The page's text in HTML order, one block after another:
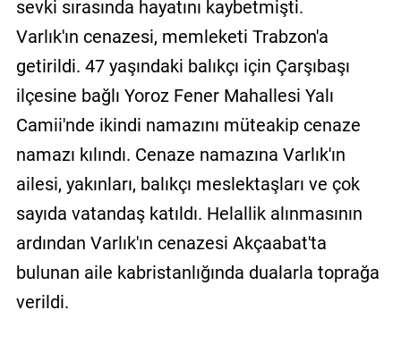
sevki sırasında hayatını kaybetmişti.
Varlık'ın cenazesi, memleketi Trabzon'a
getirildi. 47 yaşındaki balıkçı için Çarşıbaşı
ilçesine bağlı Yoroz Fener Mahallesi Yalı
Camii'nde ikindi namazını müteakip cenaze
namazı kılındı. Cenaze namazına Varlık'ın
ailesi, yakınları, balıkçı meslektaşları ve çok
sayıda vatandaş katıldı. Helallik alınmasının
ardından Varlık'ın cenazesi Akçaabat'ta
bulunan aile kabristanlığında dualarla toprağa
verildi.